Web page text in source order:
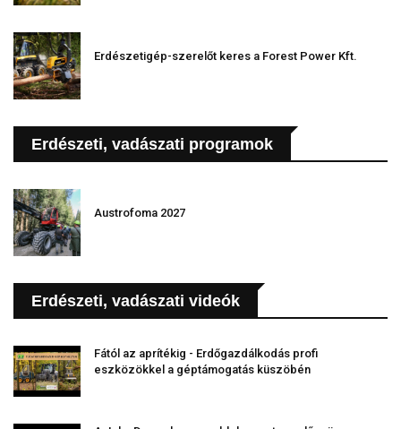
Erdészetigép-szerelőt keres a Forest Power Kft.
Erdészeti, vadászati programok
Austrofoma 2027
Erdészeti, vadászati videók
Fától az aprítékig - Erdőgazdálkodás profi
eszközökkel a géptámogatás küszöbén